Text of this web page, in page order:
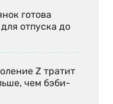
готова
отпуска до
Z тратит
чем бэби-